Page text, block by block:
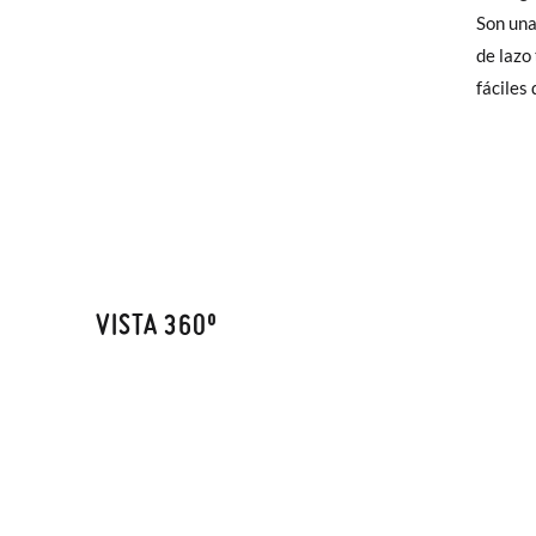
Son
de
fáciles
elijas,
para
talla y
VISTA 360º